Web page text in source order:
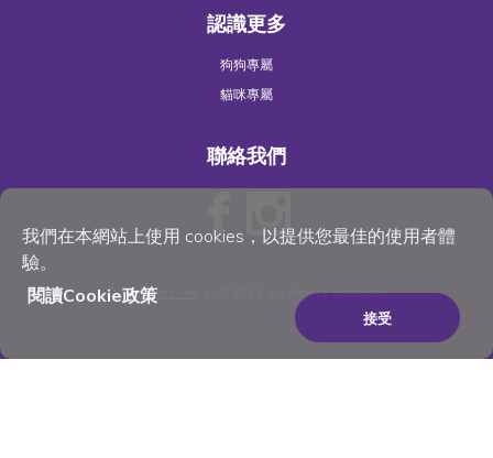
我們在本網站上使用 cookies，以提供您最佳的使用者體
驗。
閱讀Cookie政策
接受
認識更多
狗狗專屬
貓咪專屬
聯絡我們
©Wellness Pet , LLC 2023. All Rights Reserved